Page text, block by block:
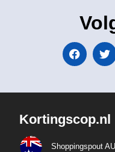
Kortingscop.nl
Shoppingspout AU